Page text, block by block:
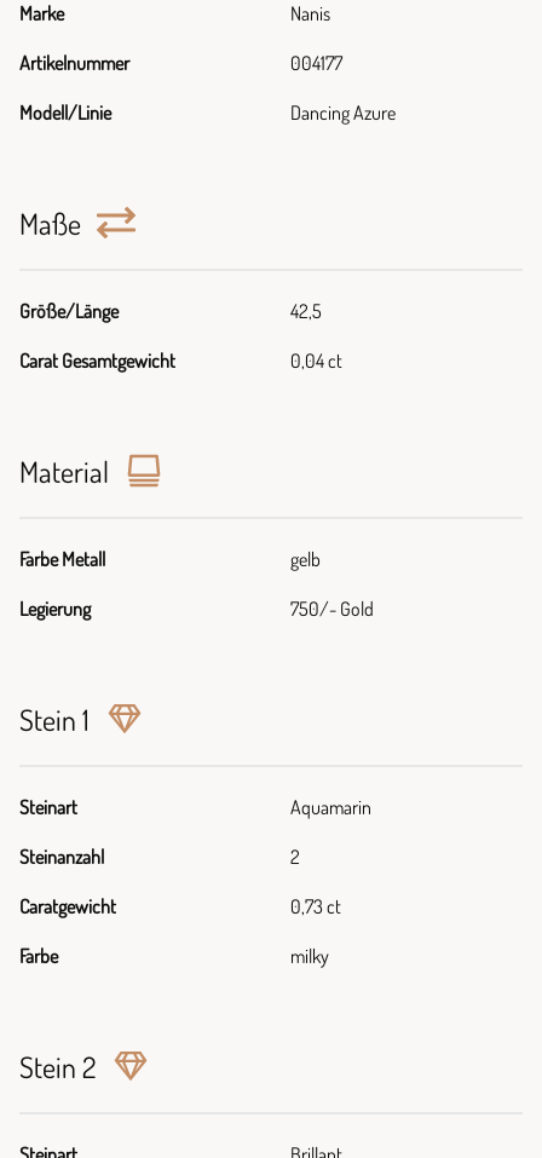
Marke Nanis
Artikelnummer 004177
Modell/Linie Dancing Azure
Maße
Größe/Länge 42,5
Carat Gesamtgewicht 0,04 ct
Material
Farbe Metall gelb
Legierung 750/- Gold
Stein 1
Steinart Aquamarin
Steinanzahl 2
Caratgewicht 0,73 ct
Farbe milky
Stein 2